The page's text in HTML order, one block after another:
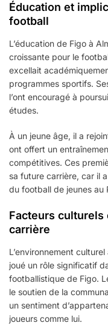
Éducation et
football
L’éducation de Figo à
croissante pour le
excellait
programmes sportifs.
l’ont encouragé à
études.
À un jeune âge, il a
ont offert un
compétitives. Ces
sa future carrière, car il
du football de jeunes au
Facteurs culturels
carrière
L’environnement
joué un rôle significatif
footballistique de Figo.
le soutien de la
un sentiment
joueurs comme lui.